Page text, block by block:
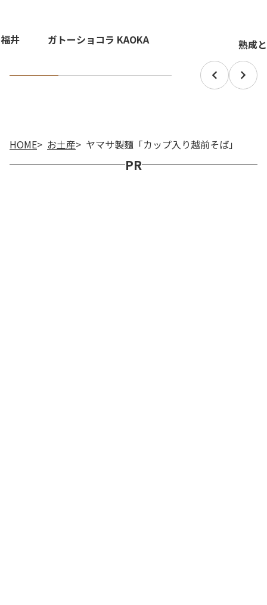
HOME お土産 ヤマサ製麵「カップ入り越前そば」
井 ガトーショコラ KAOKA 熟成
PR